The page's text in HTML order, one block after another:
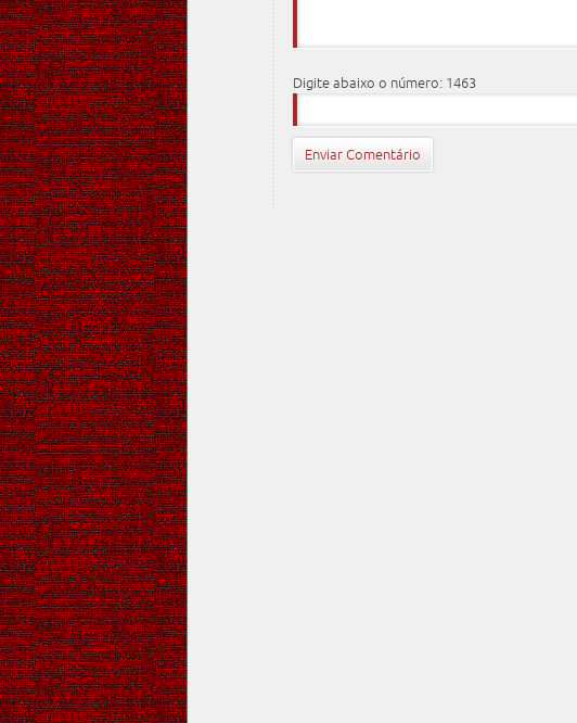
Digite abaixo o número: 1463